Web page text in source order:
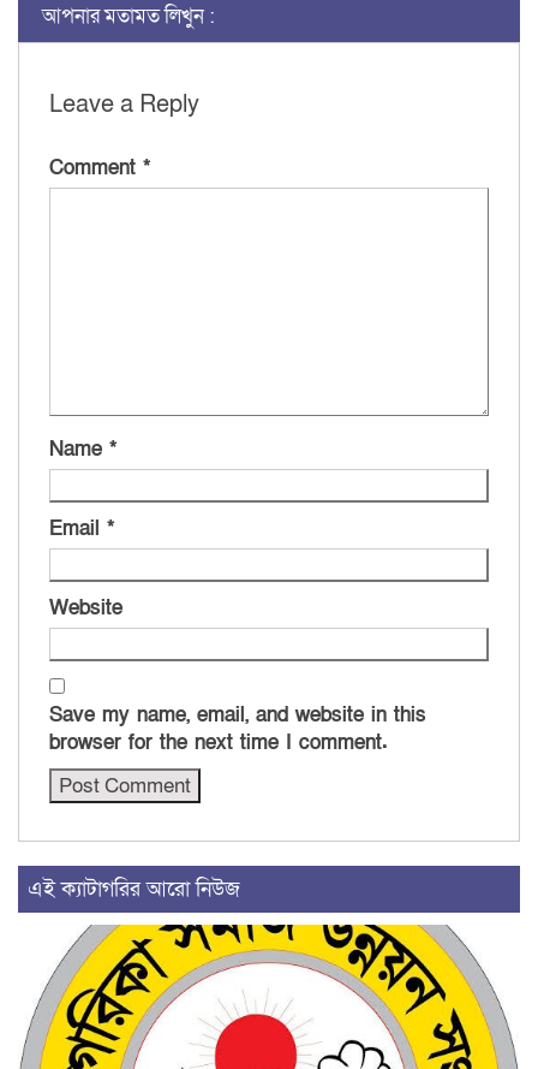
আপনার মতামত লিখুন :
Leave a Reply
Comment *
Name *
Email *
Website
Save my name, email, and website in this
browser for the next time I comment.
এই ক্যাটাগরির আরো নিউজ